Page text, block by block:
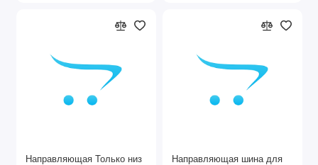
Направляющая Только низ
Направляющая шина для